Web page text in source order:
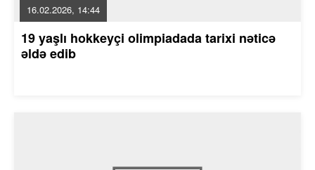
16.02.2026, 14:44
19 yaşlı hokkeyçi olimpiadada tarixi nəticə
əldə edib